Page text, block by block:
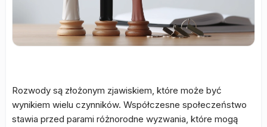
Rozwody są złożonym zjawiskiem, które może być
wynikiem wielu czynników. Współczesne społeczeństwo
stawia przed parami różnorodne wyzwania, które mogą